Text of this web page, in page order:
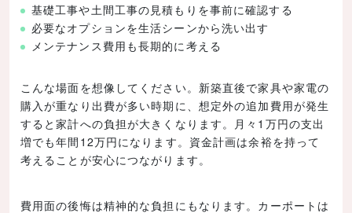
基礎工事や土間工事の見積もりを事前に確認する
必要なオプションを生活シーンから洗い出す
メンテナンス費用も長期的に考える
こんな場面を想像してください。新築直後で家具や家電の
購入が重なり出費が多い時期に、想定外の追加費用が発生
すると家計への負担が大きくなります。月々1万円の支出
増でも年間12万円になります。資金計画は余裕を持って
考えることが安心につながります。
費用面の後悔は精神的な負担にもなります。カーポートは